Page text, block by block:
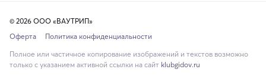
© 2026 ООО «ВАУТРИП»
Оферта
Политика конфиденциальности
Полное или частичное копирование изображений и текстов возможно
только с указанием активной ссылки на сайт klubgidov.ru